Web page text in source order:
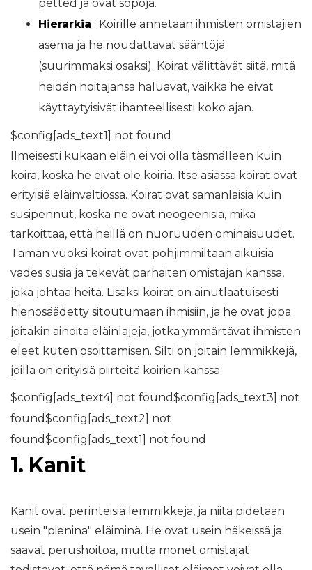
petted ja ovat söpöjä.
Hierarkia : Koirille annetaan ihmisten omistajien
asema ja he noudattavat sääntöjä
(suurimmaksi osaksi). Koirat välittävät siitä, mitä
heidän hoitajansa haluavat, vaikka he eivät
käyttäytyisivät ihanteellisesti koko ajan.
$config[ads_text1] not found
Ilmeisesti kukaan eläin ei voi olla täsmälleen kuin
koira, koska he eivät ole koiria. Itse asiassa koirat ovat
erityisiä eläinvaltiossa. Koirat ovat samanlaisia ​​kuin
susipennut, koska ne ovat neogeenisiä, mikä
tarkoittaa, että heillä on nuoruuden ominaisuudet.
Tämän vuoksi koirat ovat pohjimmiltaan aikuisia
vades susia ja tekevät parhaiten omistajan kanssa,
joka johtaa heitä. Lisäksi koirat on ainutlaatuisesti
hienosäädetty sitoutumaan ihmisiin, ja he ovat jopa
joitakin ainoita eläinlajeja, jotka ymmärtävät ihmisten
eleet kuten osoittamisen. Silti on joitain lemmikkejä,
joilla on erityisiä piirteitä koirien kanssa.
$config[ads_text4] not found$config[ads_text3] not
found$config[ads_text2] not
found$config[ads_text1] not found
1. Kanit
Kanit ovat perinteisiä lemmikkejä, ja niitä pidetään
usein "pieninä" eläiminä. He ovat usein häkeissä ja
saavat perushoitoa, mutta monet omistajat